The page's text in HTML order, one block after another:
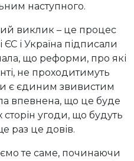
наступного.
виклик – це процес
і Україна підписали
що реформи, про які
не проходитимуть
є єдиним звивистим
впевнена, що це буде
сторін угоди, що будуть
раз це довів.
те саме, починаючи